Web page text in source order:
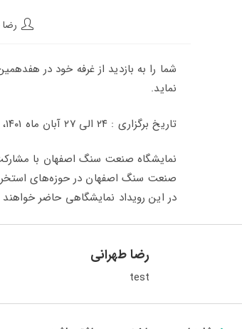
نماید.
تاریخ برگزاری : ۲۴ الی ۲۷ آبان ماه ۱۴۰۱، محل نمایشگاه های بین المللی اصفهان ( سالن امیرکبیر ) و ساعت بازدید: ۱۰ تا ۱۸ است.
صنعت سنگ اصفهان در حوزه‌های
در این رویداد نمایشگاهی حاضر خواهند
رضا طهرانی
test